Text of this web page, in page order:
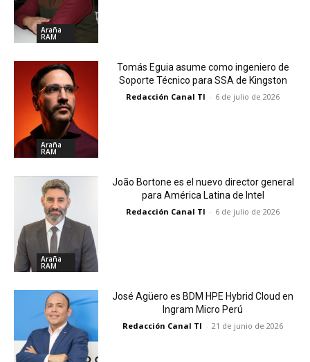
Araña
RAM
Araña
RAM
Tomás Eguia asume como ingeniero de
Soporte Técnico para SSA de Kingston
Redacción Canal TI - 6 de julio de 2026
Araña
RAM
João Bortone es el nuevo director general
para América Latina de Intel
Redacción Canal TI - 6 de julio de 2026
José Agüero es BDM HPE Hybrid Cloud en
Ingram Micro Perú
Redacción Canal TI - 21 de junio de 2026